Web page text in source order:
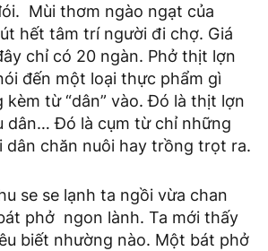
Mùi thơm ngào ngạt của
hết tâm trí người đi chợ. Giá
chỉ có 20 ngàn. Phở thịt lợn
đến một loại thực phẩm gì
từ “dân” vào. Đó là thịt lợn
dân… Đó là cụm từ chỉ những
dân chăn nuôi hay trồng trọt ra.
se se lạnh ta ngồi vừa chan
phở ngon lành. Ta mới thấy
biết nhường nào. Một bát phở